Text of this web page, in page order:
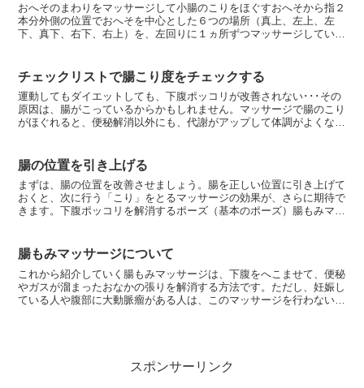
おへそのまわりをマッサージして小腸のこりをほぐすおへそから指２
本分外側の位置でおへそを中心とした６つの場所（真上、左上、左
下、真下、右下、右上）を、左回りに１ヵ所ずつマッサージしていき
チェックリストで腸こり度をチェックする
運動してもダイエットしても、下腹ポッコリが改善されない･･･その
原因は、腸がこっているからかもしれません。マッサージで腸のこり
がほぐれると、便秘解消以外にも、代謝がアップして体調がよくなり
腸の位置を引き上げる
まずは、腸の位置を改善させましょう。腸を正しい位置に引き上げて
おくと、次に行う「こり」をとるマッサージの効果が、さらに期待で
きます。下腹ポッコリを解消するポーズ（基本のポーズ）腸もみマッ
腸もみマッサージについて
これから紹介していく腸もみマッサージは、下腹をへこませて、便秘
やガスが溜まったおなかの張りを解消する方法です。ただし、妊娠し
ている人や腹部に大動脈瘤がある人は、このマッサージを行わないで
スポンサーリンク